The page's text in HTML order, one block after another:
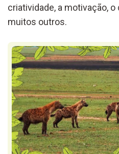
criatividade, a motivação,
muitos outros.